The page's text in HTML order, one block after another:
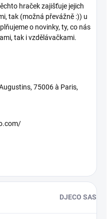
hraček zajišťuje jejich
tak (možná převážně :)) u
o novinky, ty, co nás
tak i vzdělávačkami.
75006 à Paris,
DJECO SAS